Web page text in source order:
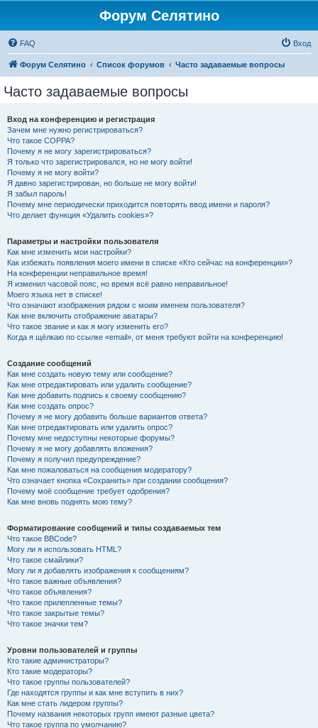
Форум Селятино
FAQ Вход
Форум Селятино Список форумов Часто задаваемые вопросы
Часто задаваемые вопросы
Вход на конференцию и регистрация
Зачем мне нужно регистрироваться?
Что такое COPPA?
Почему я не могу зарегистрироваться?
Я только что зарегистрировался, но не могу войти!
Почему я не могу войти?
Я давно зарегистрирован, но больше не могу войти!
Я забыл пароль!
Почему мне периодически приходится повторять ввод имени и пароля?
Что делает функция «Удалить cookies»?
Параметры и настройки пользователя
Как мне изменить мои настройки?
Как избежать появления моего имени в списке «Кто сейчас на конференции»?
На конференции неправильное время!
Я изменил часовой пояс, но время всё равно неправильное!
Моего языка нет в списке!
Что означают изображения рядом с моим именем пользователя?
Как мне включить отображение аватары?
Что такое звание и как я могу изменить его?
Когда я щёлкаю по ссылке «email», от меня требуют войти на конференцию!
Создание сообщений
Как мне создать новую тему или сообщение?
Как мне отредактировать или удалить сообщение?
Как мне добавить подпись к своему сообщению?
Как мне создать опрос?
Почему я не могу добавить больше вариантов ответа?
Как мне отредактировать или удалить опрос?
Почему мне недоступны некоторые форумы?
Почему я не могу добавлять вложения?
Почему я получил предупреждение?
Как мне пожаловаться на сообщения модератору?
Что означает кнопка «Сохранить» при создании сообщения?
Почему моё сообщение требует одобрения?
Как мне вновь поднять мою тему?
Форматирование сообщений и типы создаваемых тем
Что такое BBCode?
Могу ли я использовать HTML?
Что такое смайлики?
Могу ли я добавлять изображения к сообщениям?
Что такое важные объявления?
Что такое объявления?
Что такое прилепленные темы?
Что такое закрытые темы?
Что такое значки тем?
Уровни пользователей и группы
Кто такие администраторы?
Кто такие модераторы?
Что такое группы пользователей?
Где находятся группы и как мне вступить в них?
Как мне стать лидером группы?
Почему названия некоторых групп имеют разные цвета?
Что такое группа по умолчанию?